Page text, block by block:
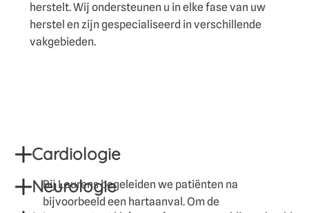
herstelt. Wij ondersteunen u in elke fase van uw
herstel en zijn gespecialiseerd in verschillende
vakgebieden.
Cardiologie
Bij Laurens begeleiden we patiënten na
bijvoorbeeld een hartaanval. Om de
Neurologie